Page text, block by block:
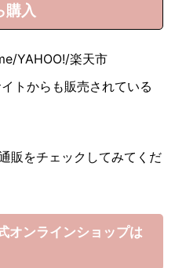
購入
YAHOO!/楽天市
トからも販売されている
販をチェックしてみてくだ
オンラインショップは